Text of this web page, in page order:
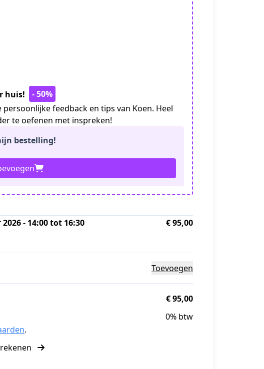
huis!
- 50%
feedback en tips van Koen. Heel
te oefenen met inspreken!
bestelling!
- 14:00 tot 16:30
€ 95,00
Toevoegen
€ 95,00
0% btw
.